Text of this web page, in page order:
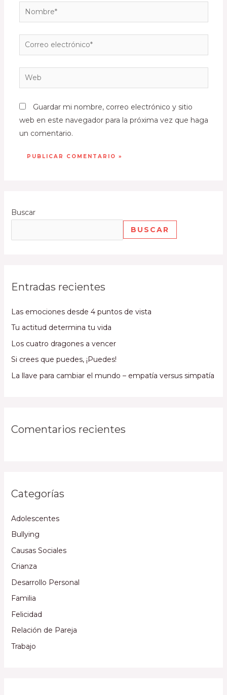
Guardar mi nombre, correo electrónico y sitio
web en este navegador para la próxima vez que haga
un comentario.
Buscar
BUSCAR
Entradas recientes
Las emociones desde 4 puntos de vista
Tu actitud determina tu vida
Los cuatro dragones a vencer
Si crees que puedes, ¡Puedes!
La llave para cambiar el mundo – empatía versus simpatía
Comentarios recientes
Categorías
Adolescentes
Bullying
Causas Sociales
Crianza
Desarrollo Personal
Familia
Felicidad
Relación de Pareja
Trabajo